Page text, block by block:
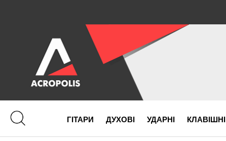
ГІТАРИ ДУХОВІ УДАРНІ КЛАВІШНІ